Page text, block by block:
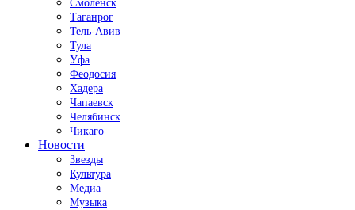
Смоленск
Таганрог
Тель-Авив
Тула
Уфа
Феодосия
Хадера
Чапаевск
Челябинск
Чикаго
Новости
Звезды
Культура
Медиа
Музыка